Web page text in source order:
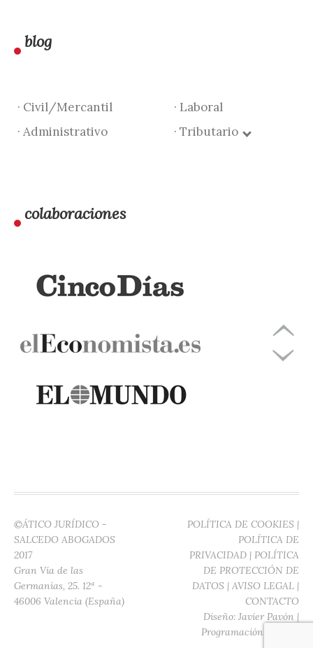
blog
· Civil/Mercantil
· Laboral
· Administrativo
· Tributario
colaboraciones
©ÁTICO JURÍDICO -
SALCEDO ABOGADOS
2017
Gran Vía de las
Germanías, 25. 12ª -
46006 Valencia (España)
POLÍTICA DE COOKIES |
POLÍTICA DE
PRIVACIDAD | POLÍTICA
DE PROTECCIÓN DE
DATOS | AVISO LEGAL |
CONTACTO
Diseño: Javier Pavón |
Programación: